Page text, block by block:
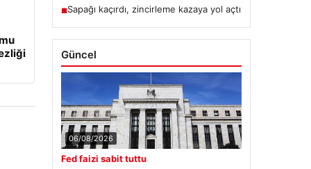
■Sapağı kaçırdı, zincirleme kazaya yol açtı
Güncel
06/08/2026
Fed faizi sabit tuttu